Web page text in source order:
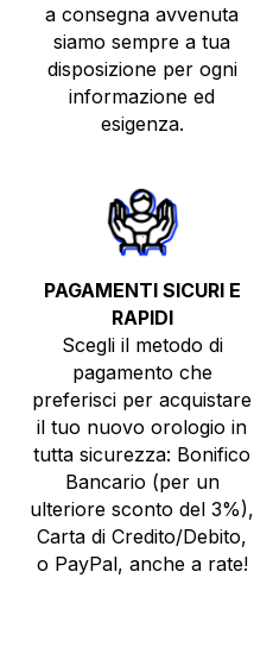
a consegna avvenuta
siamo sempre a tua
disposizione per ogni
informazione ed
esigenza.
PAGAMENTI SICURI E
RAPIDI
Scegli il metodo di
pagamento che
preferisci per acquistare
il tuo nuovo orologio in
tutta sicurezza: Bonifico
Bancario (per un
ulteriore sconto del 3%),
Carta di Credito/Debito,
o PayPal, anche a rate!